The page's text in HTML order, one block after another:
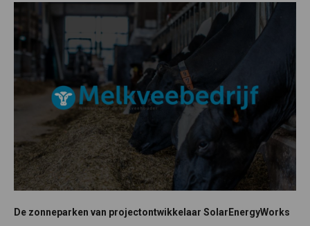
De zonneparken van projectontwikkelaar SolarEnergyWorks